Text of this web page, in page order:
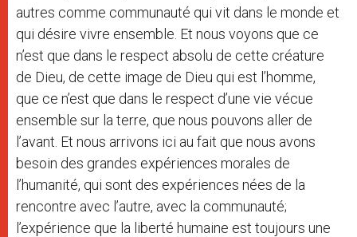
autres comme communauté qui vit dans le monde et
qui désire vivre ensemble. Et nous voyons que ce
n’est que dans le respect absolu de cette créature
de Dieu, de cette image de Dieu qui est l’homme,
que ce n’est que dans le respect d’une vie vécue
ensemble sur la terre, que nous pouvons aller de
l’avant. Et nous arrivons ici au fait que nous avons
besoin des grandes expériences morales de
l’humanité, qui sont des expériences nées de la
rencontre avec l’autre, avec la communauté;
l’expérience que la liberté humaine est toujours une